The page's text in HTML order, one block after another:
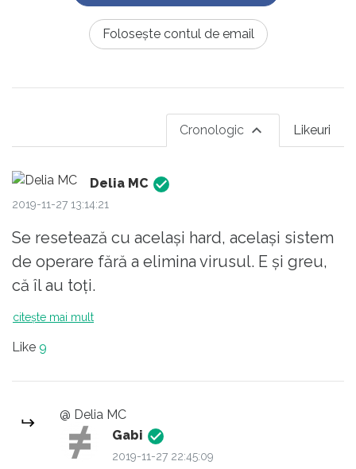
Folosește contul de email
Likeuri
Cronologic
Delia MC
2019-11-27 13:14:21
Se resetează cu același hard, același sistem
de operare fără a elimina virusul. E și greu,
că îl au toți.
citește mai mult
Like 9
@ Delia MC
Gabi
2019-11-27 22:45:09